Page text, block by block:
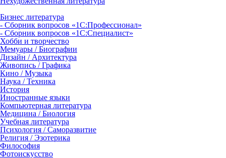
Бизнес литература
- Сборник вопросов «1С:Профессионал»
- Сборник вопросов «1С:Специалист»
Хобби и творчество
Мемуары / Биографии
Дизайн / Архитектура
Живопись / Графика
Кино / Музыка
Наука / Техника
История
Иностранные языки
Компьютерная литература
Медицина / Биология
Учебная литература
Психология / Саморазвитие
Религия / Эзотерика
Философия
Фотоискусство